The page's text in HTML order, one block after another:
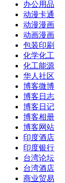
办公用品
动漫卡通
动漫漫画
动画漫画
包装印刷
化学化工
化工能源
华人社区
博客微博
博客日志
博客日记
博客相册
博客网站
印度酒店
印度银行
台湾论坛
台湾酒店
商业贸易